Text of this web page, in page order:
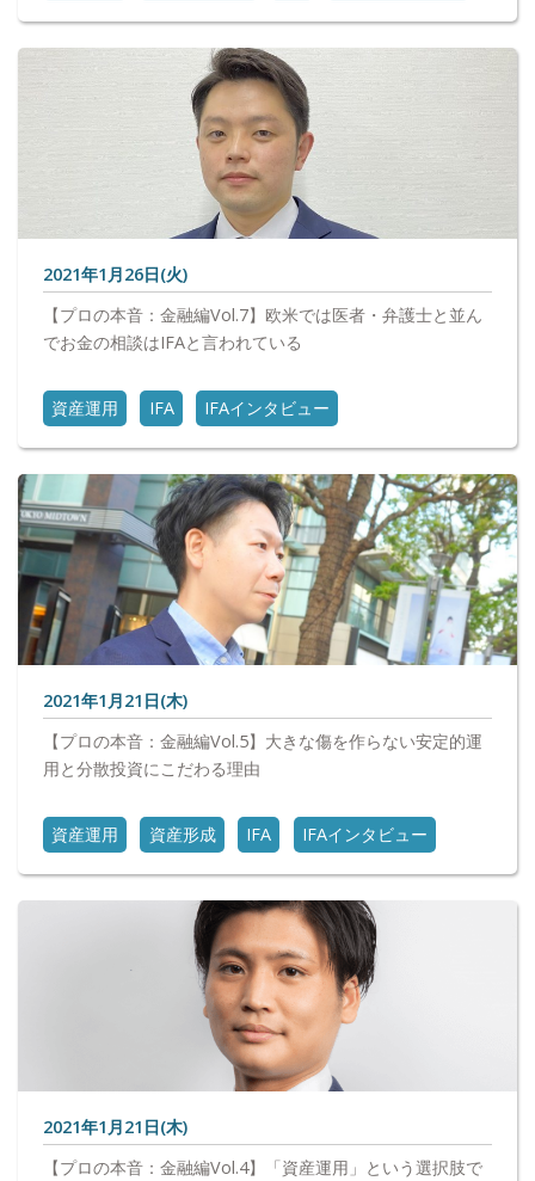
2021年1月26日(火)
【プロの本音：金融編Vol.7】欧米では医者・弁護士と並ん
でお金の相談はIFAと言われている
資産運用 IFA IFAインタビュー
2021年1月21日(木)
【プロの本音：金融編Vol.5】大きな傷を作らない安定的運
用と分散投資にこだわる理由
資産運用 資産形成 IFA IFAインタビュー
2021年1月21日(木)
【プロの本音：金融編Vol.4】「資産運用」という選択肢で